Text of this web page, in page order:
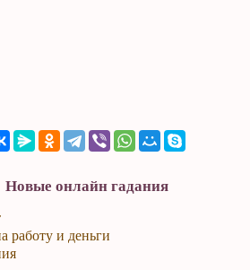
Новые онлайн гадания
работу и деньги